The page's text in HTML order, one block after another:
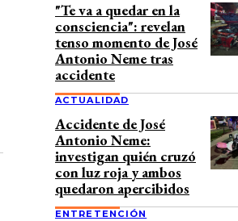
"Te va a quedar en la
consciencia": revelan
tenso momento de José
Antonio Neme tras
accidente
ACTUALIDAD
Accidente de José
Antonio Neme:
investigan quién cruzó
con luz roja y ambos
quedaron apercibidos
ENTRETENCIÓN